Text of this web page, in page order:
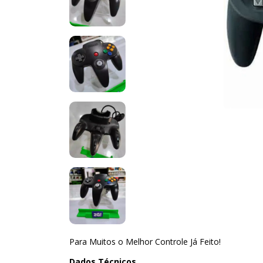
Para Muitos o Melhor Controle Já Feito!